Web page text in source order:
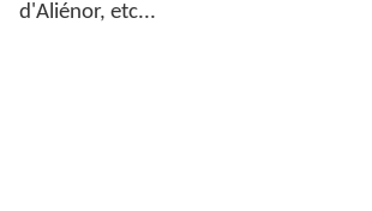
d'Aliénor, etc...